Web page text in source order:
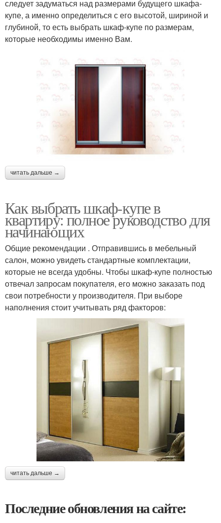
следует задуматься над размерами будущего шкафа-
купе, а именно определиться с его высотой, шириной и
глубиной, то есть выбрать шкаф-купе по размерам,
которые необходимы именно Вам.
читать дальше →
Как выбрать шкаф-купе в
квартиру: полное руководство для
начинающих
Общие рекомендации . Отправившись в мебельный
салон, можно увидеть стандартные комплектации,
которые не всегда удобны. Чтобы шкаф-купе полностью
отвечал запросам покупателя, его можно заказать под
свои потребности у производителя. При выборе
наполнения стоит учитывать ряд факторов:
читать дальше →
Последние обновления на сайте: